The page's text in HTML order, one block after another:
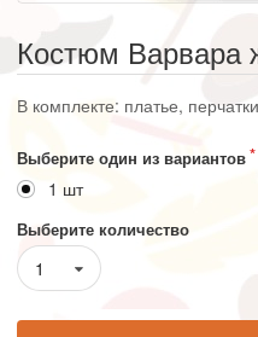
Костюм Варвара
В комплекте: платье,
Выберите один из вариантов
1 шт
Выберите количество
1